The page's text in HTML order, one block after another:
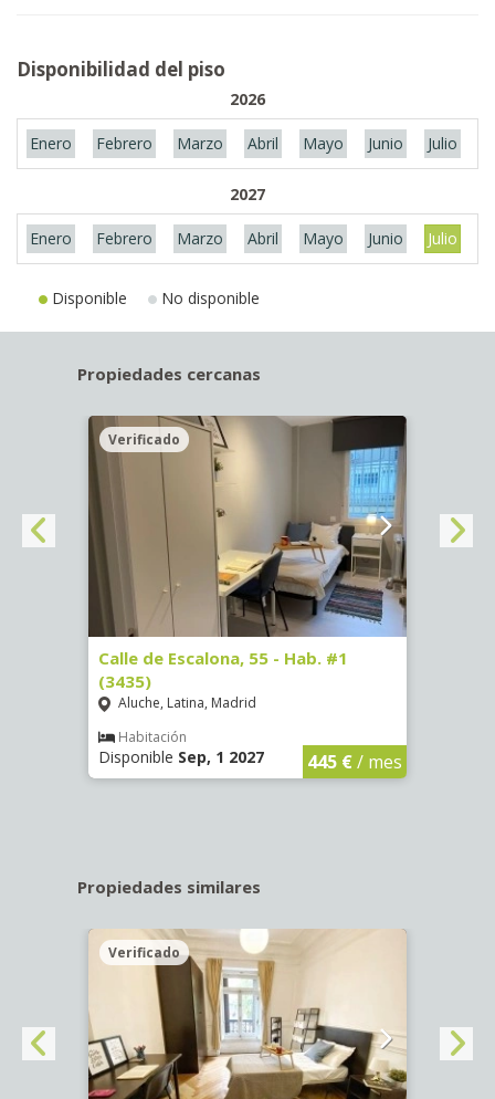
Disponibilidad del piso
2026
Enero Febrero Marzo Abril Mayo Junio Julio
2027
Enero Febrero Marzo Abril Mayo Junio Julio
Disponible No disponible
Propiedades cercanas
Verificado
Calle de Escalona, 55 - Hab. #1
(3435)
Aluche, Latina, Madrid
Habitación
Disponible Sep, 1 2027 445 €/ mes
Propiedades similares
Verificado